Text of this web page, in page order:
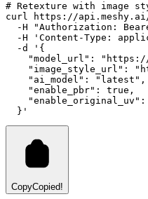
# Retexture with image
curl
https://
-H
"Authorization:
-H
'Content-Type:
-d
'{
"model_url":
"image_style_url":
    "ai_model": "latest",
    "enable_pbr": true,
"enable_original_uv":
  }'
CopyCopied!